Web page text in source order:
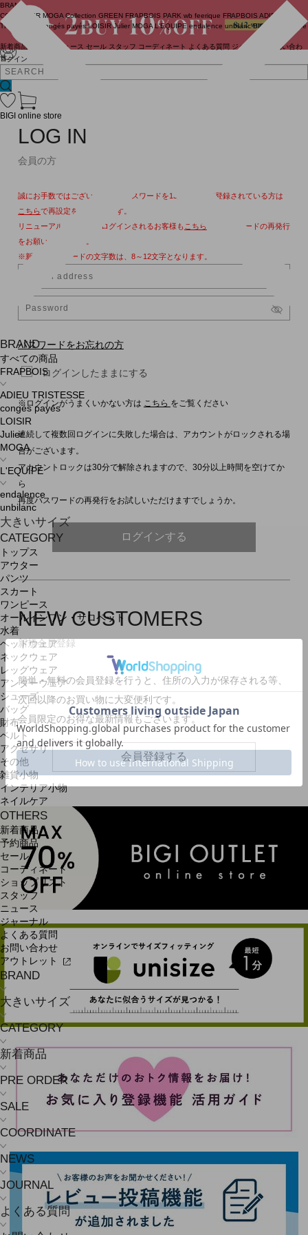
ログイン
BRAND
COUTURIER MOGA Collection GREEN FRAPBOIS PARK wb feerique FRAPBOIS ADIEU
TRISTESSE
congés payés LOISIR Julier MOGA L'EQUIPE endalence unbilanc BIGI online store
新着商品 ニュース セール スタッフ コーディネート よくある質問 ジャーナル
お問い合わ
せ
BRAND
すべての商品
FRAPBOIS
ADIEU TRISTESSE
congés payés
LOISIR
Julier
MOGA
L'EQUIPE
endalence
unbilanc
大きいサイズ
CATEGORY
トップス
アウター
パンツ
スカート
ワンピース
オールインワン・サロペット
水着
ヘッドウェア
ネックウェア
レッグウェア
アンダーウェア
シューズ
バッグ
財布
ベルト
アクセサリ
その他
雑貨小物
インテリア小物
ネイルケア
OTHERS
新着商品
予約商品
セール
コーディネート
ショップリスト
スタッフ
ニュース
ジャーナル
よくある質問
お問い合わせ
アウトレット
BRAND
大きいサイズ
CATEGORY
新着商品
PRE ORDER
SALE
COORDINATE
NEWS
JOURNAL
よくある質問
BIGI online store
LOG IN
会員の方
誠にお手数ではございますが、パスワードを13文字以上で登録されている方は
こちらで再設定をお願いします。
リニューアル後、初めてログインされるお客様も こちら よりパスワードの再発行
をお願いいたします。
※新しいパスワードの文字数は、8～12文字となります。
パスワードをお忘れの方
ログインしたままにする
※ログインがうまくいかない方は こちら をご覧ください
連続して複数回ログインに失敗した場合は、アカウントがロックされる場
合がございます。
アカウントロックは30分で解除されますので、30分以上時間を空けてか
ら
再度パスワードの再発行をお試しいただけますでしょうか。
ログインする
NEW CUSTOMERS
新規会員登録
簡単・無料の会員登録を行うと、住所の入力が保存される等、
次回以降のお買い物に大変便利です。
会員限定のお得な最新情報もございます。
会員登録する